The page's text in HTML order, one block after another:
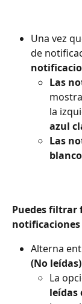
Una vez
de
Las
la
azul
Las
blanco
Puedes filtrar
Alterna
(No leídas)
La
leídas